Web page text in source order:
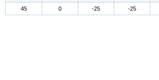
45 0 -25 -25